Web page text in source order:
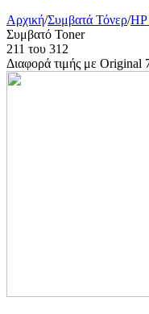
Αρχική/Συμβατά Τόνερ/HP
Συμβατό Toner
211 του 312
Διαφορά τιμής με Original